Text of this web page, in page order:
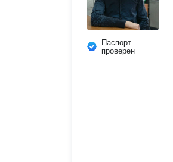
Паспорт
проверен